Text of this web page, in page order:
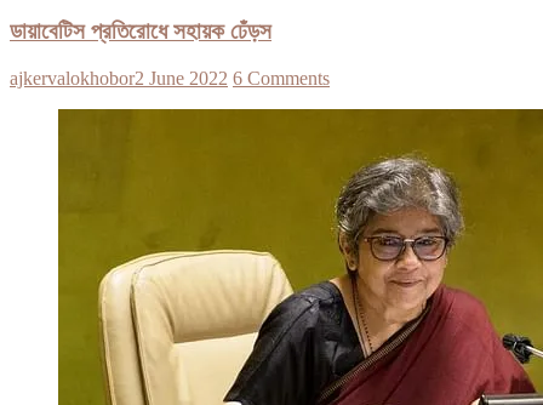
ডায়াবেটিস প্রতিরোধে সহায়ক ঢেঁড়স
ajkervalokhobor2 June 2022 6 Comments